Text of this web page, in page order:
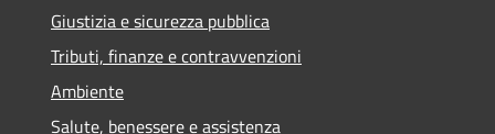
Giustizia e sicurezza pubblica
Tributi, finanze e contravvenzioni
Ambiente
Salute, benessere e assistenza